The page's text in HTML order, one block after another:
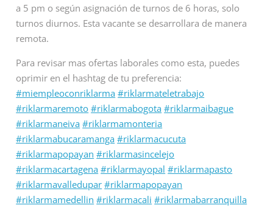
a 5 pm o según asignación de turnos de 6 horas, solo
turnos diurnos. Esta vacante se desarrollara de manera
remota.
Para revisar mas ofertas laborales como esta, puedes
oprimir en el hashtag de tu preferencia:
#miempleoconriklarma #riklarmateletrabajo
#riklarmaremoto #riklarmabogota #riklarmaibague
#riklarmaneiva #riklarmamonteria
#riklarmabucaramanga #riklarmacucuta
#riklarmapopayan #riklarmasincelejo
#riklarmacartagena #riklarmayopal #riklarmapasto
#riklarmavalledupar #riklarmapopayan
#riklarmamedellin #riklarmacali #riklarmabarranquilla